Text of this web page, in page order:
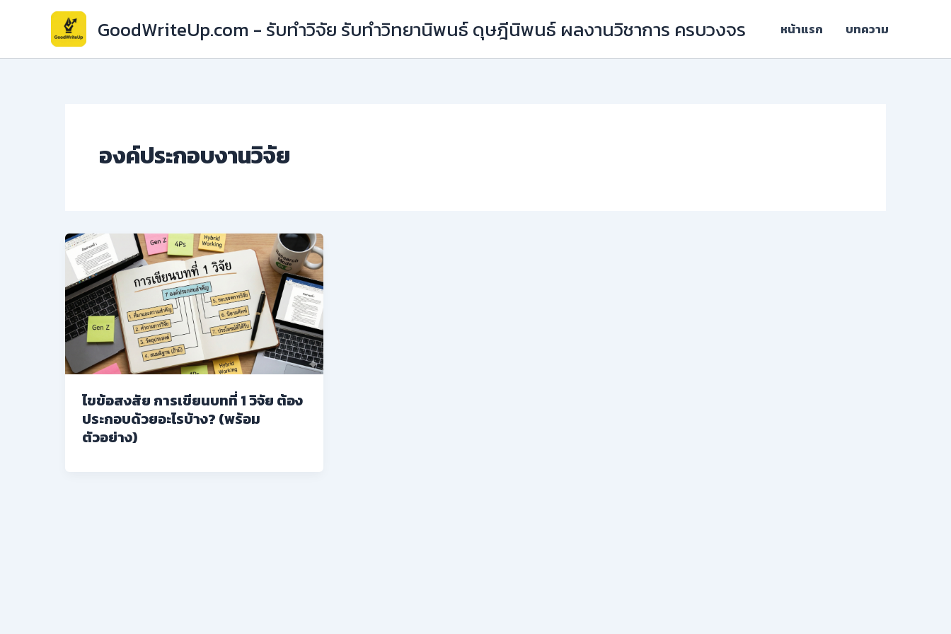
GoodWriteUp.com - รับทำวิจัย รับทำวิทยานิพนธ์ ดุษฎีนิพนธ์ ผลงานวิชาการ ครบวงจร หน้าแรก บทความ
องค์ประกอบงานวิจัย
ไขข้อสงสัย การเขียนบทที่ 1 วิจัย ต้อง
ประกอบด้วยอะไรบ้าง? (พร้อม
ตัวอย่าง)